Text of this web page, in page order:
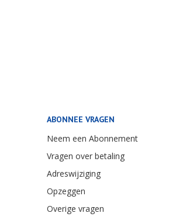
ABONNEE VRAGEN
Neem een Abonnement
Vragen over betaling
Adreswijziging
Opzeggen
Overige vragen